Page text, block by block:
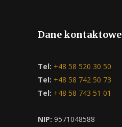
Dane kontaktowe
Tel: +48 58 520 30 50
Tel: +48 58 742 50 73
Tel: +48 58 743 51 01
NIP: 9571048588